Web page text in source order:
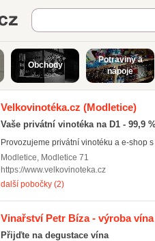
Najisto.cz
Obchody
Potraviny a
nápoje
Velkovinotéka.cz (Modletice)
Vaše privátní vinotéka na D1 - 99,9
Provozujeme privátní vinotéku a e-shop
Modletice, Modletice 71
https://www.velkovinoteka.cz
další pobočky (2)
Vinařství Petr Bíza - výroba vína
Přijďte na degustace vína